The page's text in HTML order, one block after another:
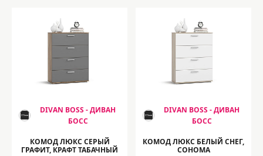
DIVAN BOSS - ДИВАН
БОСС
КОМОД ЛЮКС СЕРЫЙ
ГРАФИТ, КРАФТ ТАБАЧНЫЙ
DIVAN BOSS - ДИВАН
БОСС
КОМОД ЛЮКС БЕЛЫЙ СНЕГ,
СОНОМА